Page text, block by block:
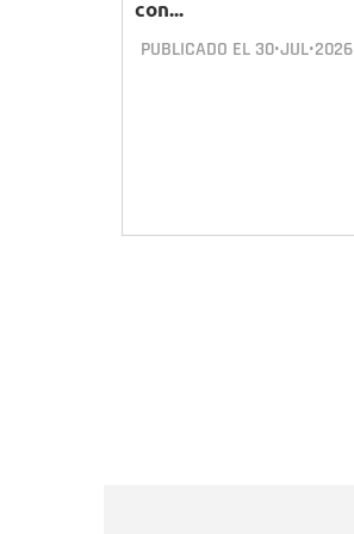
con...
PUBLICADO EL 30•JUL•2026